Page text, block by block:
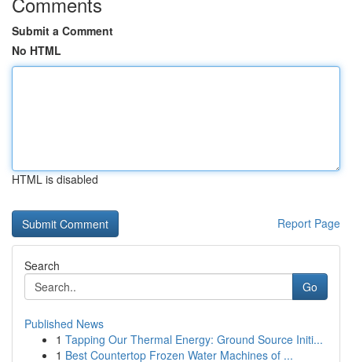
Submit a Comment
No HTML
HTML is disabled
Report Page
Search
Go
Published News
1 Tapping Our Thermal Energy: Ground Source Initi...
1 Best Countertop Frozen Water Machines of ...